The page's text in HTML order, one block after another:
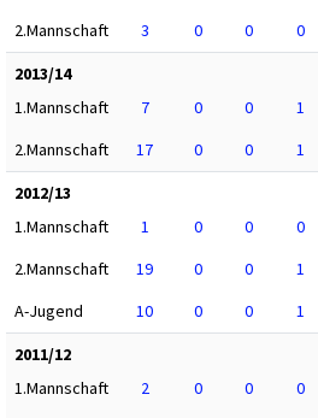
2.Mannschaft
3 0 0 0
2013/14
1.Mannschaft
7 0 0 1
2.Mannschaft
17 0 0 1
2012/13
1.Mannschaft
1 0 0 0
2.Mannschaft
19 0 0 1
A-Jugend
10 0 0 1
2011/12
1.Mannschaft
2 0 0 0